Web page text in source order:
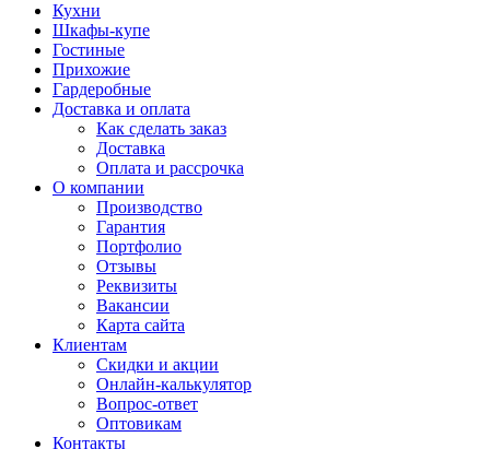
Кухни
Шкафы-купе
Гостиные
Прихожие
Гардеробные
Доставка и оплата
Как сделать заказ
Доставка
Оплата и рассрочка
О компании
Производство
Гарантия
Портфолио
Отзывы
Реквизиты
Вакансии
Карта сайта
Клиентам
Скидки и акции
Онлайн-калькулятор
Вопрос-ответ
Оптовикам
Контакты